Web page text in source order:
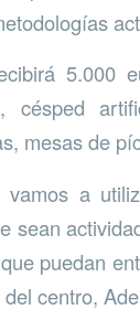
5.000
césped
mesas de
vamos a
sean
puedan
centro,